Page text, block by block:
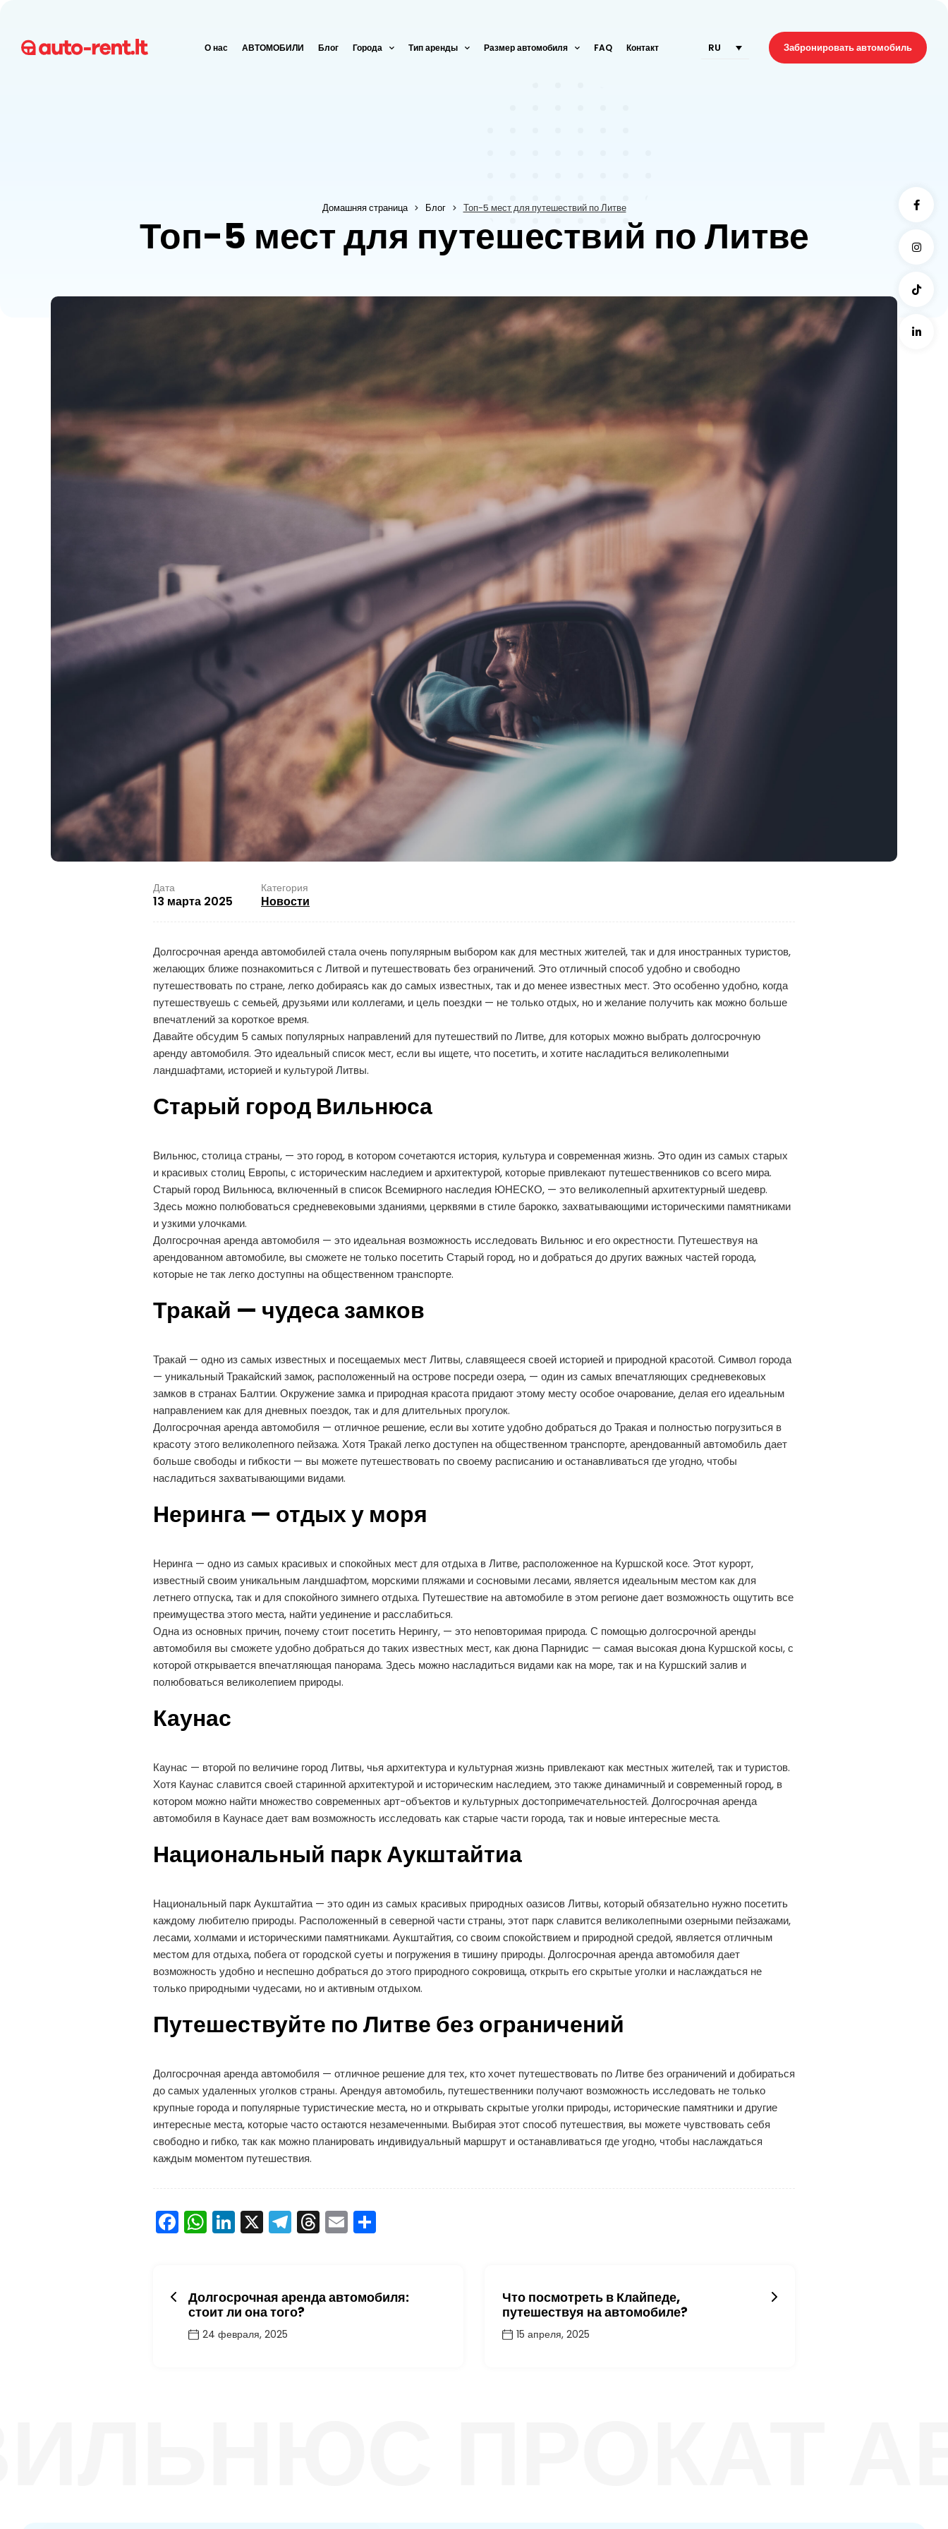
О нас АВТОМОБИЛИ Блог Города Тип аренды Размер автомобиля FAQ Контакт RU Забронировать автомобиль
Домашняя страница Блог Топ-5 мест для путешествий по Литве
Топ-5 мест для путешествий по Литве
Дата
13 марта 2025
Категория
Новости
Долгосрочная аренда автомобилей стала очень популярным выбором как для местных жителей, так и для иностранных туристов,
желающих ближе познакомиться с Литвой и путешествовать без ограничений. Это отличный способ удобно и свободно
путешествовать по стране, легко добираясь как до самых известных, так и до менее известных мест. Это особенно удобно, когда
путешествуешь с семьей, друзьями или коллегами, и цель поездки — не только отдых, но и желание получить как можно больше
впечатлений за короткое время.
Давайте обсудим 5 самых популярных направлений для путешествий по Литве, для которых можно выбрать долгосрочную
аренду автомобиля. Это идеальный список мест, если вы ищете, что посетить, и хотите насладиться великолепными
ландшафтами, историей и культурой Литвы.
Старый город Вильнюса
Вильнюс, столица страны, — это город, в котором сочетаются история, культура и современная жизнь. Это один из самых старых
и красивых столиц Европы, с историческим наследием и архитектурой, которые привлекают путешественников со всего мира.
Старый город Вильнюса, включенный в список Всемирного наследия ЮНЕСКО, — это великолепный архитектурный шедевр.
Здесь можно полюбоваться средневековыми зданиями, церквями в стиле барокко, захватывающими историческими памятниками
и узкими улочками.
Долгосрочная аренда автомобиля — это идеальная возможность исследовать Вильнюс и его окрестности. Путешествуя на
арендованном автомобиле, вы сможете не только посетить Старый город, но и добраться до других важных частей города,
которые не так легко доступны на общественном транспорте.
Тракай — чудеса замков
Тракай — одно из самых известных и посещаемых мест Литвы, славящееся своей историей и природной красотой. Символ города
— уникальный Тракайский замок, расположенный на острове посреди озера, — один из самых впечатляющих средневековых
замков в странах Балтии. Окружение замка и природная красота придают этому месту особое очарование, делая его идеальным
направлением как для дневных поездок, так и для длительных прогулок.
Долгосрочная аренда автомобиля — отличное решение, если вы хотите удобно добраться до Тракая и полностью погрузиться в
красоту этого великолепного пейзажа. Хотя Тракай легко доступен на общественном транспорте, арендованный автомобиль дает
больше свободы и гибкости — вы можете путешествовать по своему расписанию и останавливаться где угодно, чтобы
насладиться захватывающими видами.
Неринга — отдых у моря
Неринга — одно из самых красивых и спокойных мест для отдыха в Литве, расположенное на Куршской косе. Этот курорт,
известный своим уникальным ландшафтом, морскими пляжами и сосновыми лесами, является идеальным местом как для
летнего отпуска, так и для спокойного зимнего отдыха. Путешествие на автомобиле в этом регионе дает возможность ощутить все
преимущества этого места, найти уединение и расслабиться.
Одна из основных причин, почему стоит посетить Нерингу, — это неповторимая природа. С помощью долгосрочной аренды
автомобиля вы сможете удобно добраться до таких известных мест, как дюна Парнидис — самая высокая дюна Куршской косы, с
которой открывается впечатляющая панорама. Здесь можно насладиться видами как на море, так и на Куршский залив и
полюбоваться великолепием природы.
Каунас
Каунас — второй по величине город Литвы, чья архитектура и культурная жизнь привлекают как местных жителей, так и туристов.
Хотя Каунас славится своей старинной архитектурой и историческим наследием, это также динамичный и современный город, в
котором можно найти множество современных арт-объектов и культурных достопримечательностей. Долгосрочная аренда
автомобиля в Каунасе дает вам возможность исследовать как старые части города, так и новые интересные места.
Национальный парк Аукштайтиа
Национальный парк Аукштайтиа — это один из самых красивых природных оазисов Литвы, который обязательно нужно посетить
каждому любителю природы. Расположенный в северной части страны, этот парк славится великолепными озерными пейзажами,
лесами, холмами и историческими памятниками. Аукштайтия, со своим спокойствием и природной средой, является отличным
местом для отдыха, побега от городской суеты и погружения в тишину природы. Долгосрочная аренда автомобиля дает
возможность удобно и неспешно добраться до этого природного сокровища, открыть его скрытые уголки и наслаждаться не
только природными чудесами, но и активным отдыхом.
Путешествуйте по Литве без ограничений
Долгосрочная аренда автомобиля — отличное решение для тех, кто хочет путешествовать по Литве без ограничений и добираться
до самых удаленных уголков страны. Арендуя автомобиль, путешественники получают возможность исследовать не только
крупные города и популярные туристические места, но и открывать скрытые уголки природы, исторические памятники и другие
интересные места, которые часто остаются незамеченными. Выбирая этот способ путешествия, вы можете чувствовать себя
свободно и гибко, так как можно планировать индивидуальный маршрут и останавливаться где угодно, чтобы наслаждаться
каждым моментом путешествия.
Facebook
WhatsApp
LinkedIn
X Telegram
Threads
Email
Долгосрочная аренда автомобиля:
стоит ли она того?
24 февраля, 2025
Что посмотреть в Клайпеде,
путешествуя на автомобиле?
15 апреля, 2025